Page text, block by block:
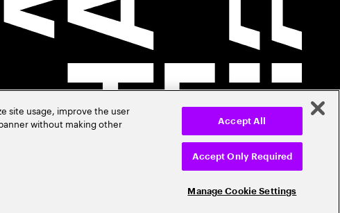
site usage, improve the user
without making other
Manage Cookie Settings
Accept Only Required
Accept All